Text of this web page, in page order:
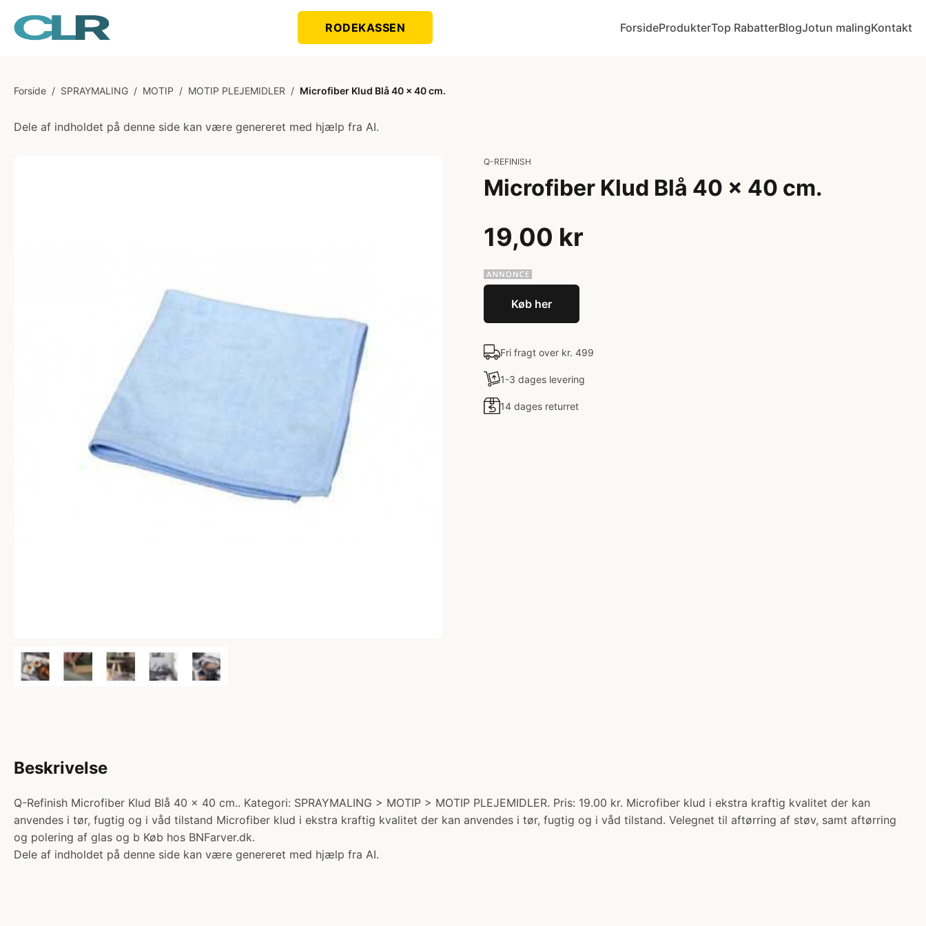
RODEKASSEN ForsideProdukterTop RabatterBlogJotun malingKontakt
Forside / SPRAYMALING / MOTIP / MOTIP PLEJEMIDLER / Microfiber Klud Blå 40 x 40 cm.
Dele af indholdet på denne side kan være genereret med hjælp fra AI.
Q-REFINISH
Microfiber Klud Blå 40 x 40 cm.
19,00 kr
Køb her
Fri fragt over kr. 499
1-3 dages levering
14 dages returret
Beskrivelse
Q-Refinish Microfiber Klud Blå 40 x 40 cm.. Kategori: SPRAYMALING > MOTIP > MOTIP PLEJEMIDLER. Pris: 19.00 kr. Microfiber klud i ekstra kraftig kvalitet der kan
anvendes i tør, fugtig og i våd tilstand Microfiber klud i ekstra kraftig kvalitet der kan anvendes i tør, fugtig og i våd tilstand. Velegnet til aftørring af støv, samt aftørring
og polering af glas og b Køb hos BNFarver.dk.
Dele af indholdet på denne side kan være genereret med hjælp fra AI.